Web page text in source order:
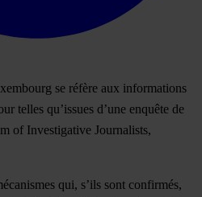
se réfère aux informations
telles qu’issues d’une enquête de
of Investigative Journalists,
qui, s’ils sont confirmés,